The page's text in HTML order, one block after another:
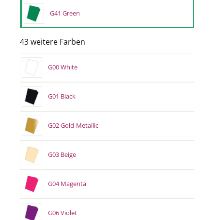
G41 Green
43 weitere Farben
G00 White
G01 Black
G02 Gold-Metallic
G03 Beige
G04 Magenta
G06 Violet